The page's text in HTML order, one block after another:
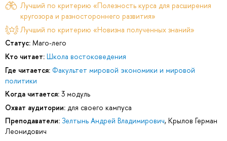
Лучший по критерию «Полезность курса для расширения
кругозора и разностороннего развития»
Лучший по критерию «Новизна полученных знаний»
Статус: Маго-лего
Кто читает: Школа востоковедения
Где читается: Факультет мировой экономики и мировой
политики
Когда читается: 3 модуль
Охват аудитории: для своего кампуса
Преподаватели: Зелтынь Андрей Владимирович, Крылов Герман
Леонидович